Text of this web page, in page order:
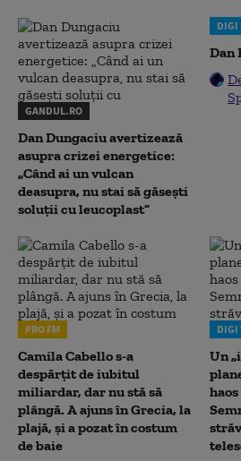
GANDUL.RO
Dan Dungaciu avertizează
asupra crizei energetice:
„Când ai un vulcan
deasupra, nu stai să găsești
soluții cu leucoplast”
DIGI
Dan
PRO FM
Camila Cabello s-a
despărțit de iubitul
miliardar, dar nu stă să
plângă. A ajuns în Grecia, la
plajă, și a pozat în costum
de baie
DIGI
Un